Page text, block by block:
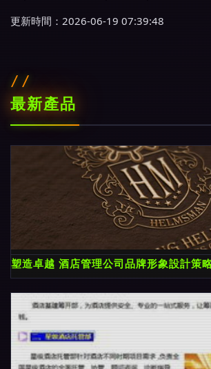
更新時間：2026-06-19 07:39:48
最新產品
塑造卓越 酒店管理公司品牌形象設計策